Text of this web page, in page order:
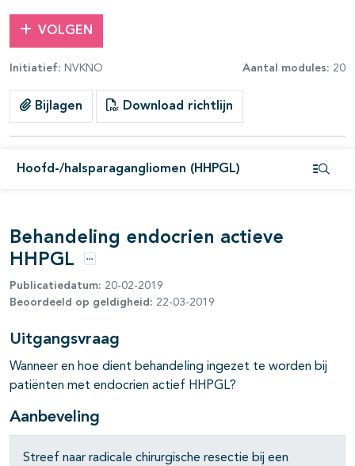
VOLGEN
Initiatief: NVKNO Aantal modules: 20
Bijlagen Download richtlijn
Hoofd-/halsparagangliomen (HHPGL)
open- en dichtklappen
open- en dichtklappen
open- en dichtklappen
Behandeling endocrien actieve
HHPGL
Opties
Publicatiedatum: 20-02-2019
Beoordeeld op geldigheid: 22-03-2019
Uitgangsvraag
Wanneer en hoe dient behandeling ingezet te worden bij
patiënten met endocrien actief HHPGL?
Aanbeveling
Streef naar radicale chirurgische resectie bij een